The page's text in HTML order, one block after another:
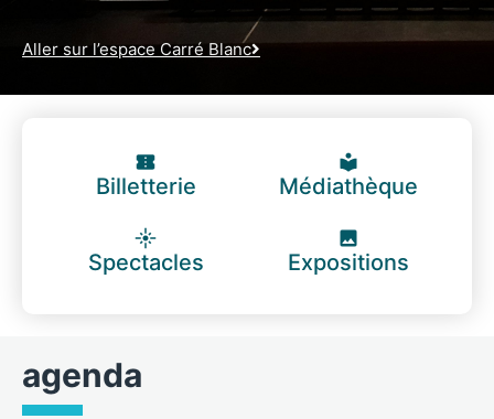
Aller sur l’espace Carré Blanc
Billetterie Médiathèque
Spectacles Expositions
agenda